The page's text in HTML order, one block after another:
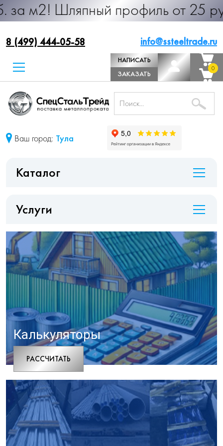
профиль от 25 руб. за
8 (499) 444-05-58 info@ssteeltrade.ru
НАПИСАТЬ
ДИРЕКТОРУ
ЗАКАЗАТЬ
ЗВОНОК
0
0
Ваш город: Тула
Каталог
Услуги
Калькуляторы
РАCСЧИТАТЬ